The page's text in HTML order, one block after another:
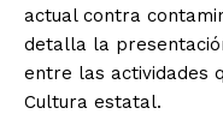
actual contra
detalla la
entre las actividades
Cultura estatal.